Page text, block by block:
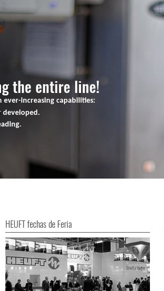
the entire line!
increasing capabilities:
developed.
HEUFT fechas de Feria